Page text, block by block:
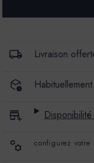
Livraison
configurez votre